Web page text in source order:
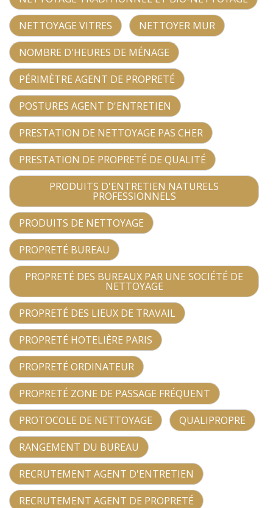
NETTOYAGE VITRES
NETTOYER MUR
NOMBRE D'HEURES DE MÉNAGE
PÉRIMÈTRE AGENT DE PROPRETÉ
POSTURES AGENT D'ENTRETIEN
PRESTATION DE NETTOYAGE PAS CHER
PRESTATION DE PROPRETÉ DE QUALITÉ
PRODUITS D'ENTRETIEN NATURELS
PROFESSIONNELS
PRODUITS DE NETTOYAGE
PROPRETÉ BUREAU
PROPRETÉ DES BUREAUX PAR UNE SOCIÉTÉ DE
NETTOYAGE
PROPRETÉ DES LIEUX DE TRAVAIL
PROPRETÉ HOTELIÈRE PARIS
PROPRETÉ ORDINATEUR
PROPRETÉ ZONE DE PASSAGE FRÉQUENT
PROTOCOLE DE NETTOYAGE
QUALIPROPRE
RANGEMENT DU BUREAU
RECRUTEMENT AGENT D'ENTRETIEN
RECRUTEMENT AGENT DE PROPRETÉ